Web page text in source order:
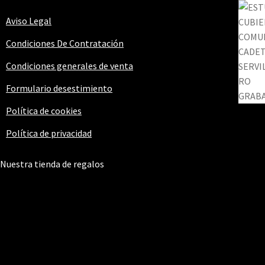
Aviso Legal
Condiciones De Contratación
Condiciones generales de venta
Formulario desestimiento
Política de cookies
Política de privacidad